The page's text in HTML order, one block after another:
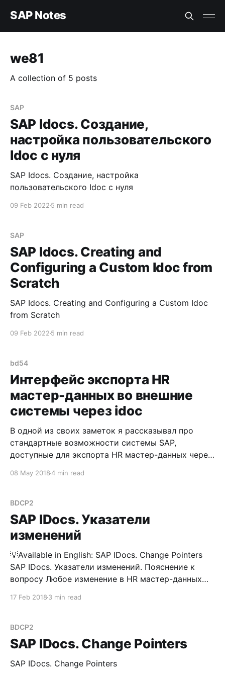
SAP Notes
we81
A collection of 5 posts
SAP
SAP Idocs. Создание,
настройка пользовательского
Idoc с нуля
SAP Idocs. Создание, настройка
пользовательского Idoc с нуля
09 Feb 2022 5 min read
SAP
SAP Idocs. Creating and
Configuring a Custom Idoc from
Scratch
SAP Idocs. Creating and Configuring a Custom Idoc
from Scratch
09 Feb 2022 5 min read
bd54
Интерфейс экспорта HR
мастер-данных во внешние
системы через idoc
В одной из своих заметок я рассказывал про
стандартные возможности системы SAP,
доступные для экспорта HR мастер-данных через
функциональным консультантам транзакцию PU12
SAP с внешними системами В этой заметке я
вкратце накидаю последовательность действий,
которую возможно использовать, для
08 May 20184 min read
BDCP2
SAP IDocs. Указатели
изменений
💡Available in English: SAP IDocs. Change Pointers
SAP IDocs. Указатели изменений. Пояснение к
вопросу Любое изменение в HR мастер-данных
может быть использован для случаев, когда,
необходимо непрерывно (не единовременно)
передавать изменения по персоналу в какие-
17 Feb 2018 3 min read
BDCP2
SAP IDocs. Change Pointers
SAP IDocs. Change Pointers